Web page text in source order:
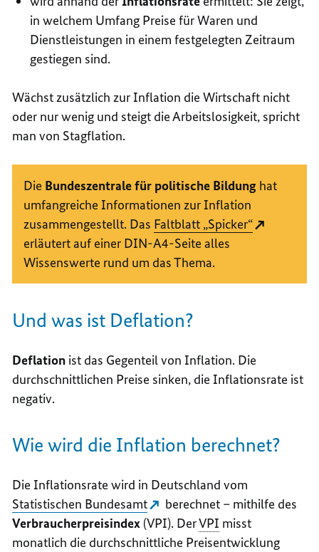
in welchem Umfang Preise für Waren und
Dienstleistungen in einem festgelegten Zeitraum
gestiegen sind.
Wächst zusätzlich zur Inflation die Wirtschaft nicht
oder nur wenig und steigt die Arbeitslosigkeit, spricht
man von Stagflation.
Die Bundeszentrale für politische Bildung hat
umfangreiche Informationen zur Inflation
zusammengestellt. Das Faltblatt „Spicker“
erläutert auf einer DIN-A4-Seite alles
Wissenswerte rund um das Thema.
Und was ist Deflation?
Deflation ist das Gegenteil von Inflation. Die
durchschnittlichen Preise sinken, die Inflationsrate ist
negativ.
Wie wird die Inflation berechnet?
Die Inflationsrate wird in Deutschland vom
Statistischen Bundesamt
berechnet – mithilfe des
Verbraucherpreisindex (VPI). DerVPI misst
monatlich die durchschnittliche Preisentwicklung